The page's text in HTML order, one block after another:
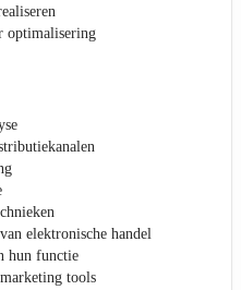
optimalisering
elektronische handel
hun functie
tools